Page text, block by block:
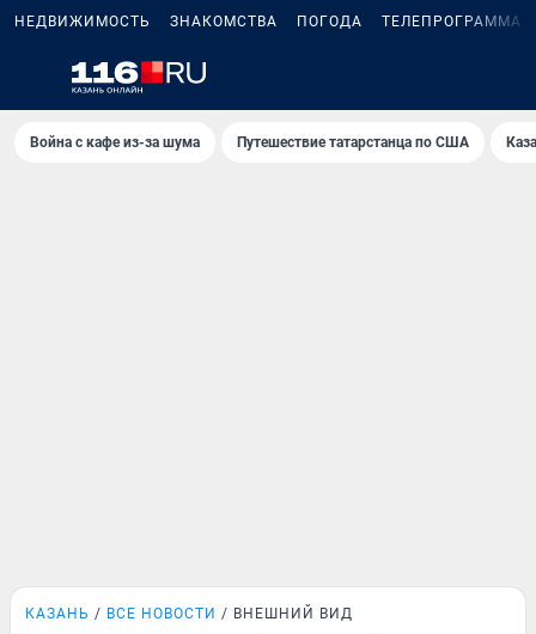
НЕДВИЖИМОСТЬ ЗНАКОМСТВА ПОГОДА ТЕЛЕПРОГРАММА
Война с кафе из-за шума Путешествие татарстанца по США
КАЗАНЬ ВСЕ НОВОСТИ ВНЕШНИЙ ВИД